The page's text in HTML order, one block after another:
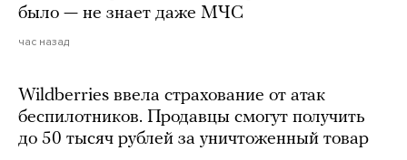
было — не знает даже МЧС
час назад
Wildberries ввела страхование от атак
беспилотников. Продавцы смогут получить
до 50 тысяч рублей за уничтоженный товар